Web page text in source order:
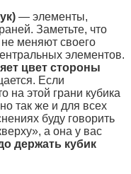
— элементы,
Заметьте, что
не меняют своего
элементов.
цвет стороны
Если
на этой грани кубика
так же и для всех
буду говорить
а она у вас
держать кубик